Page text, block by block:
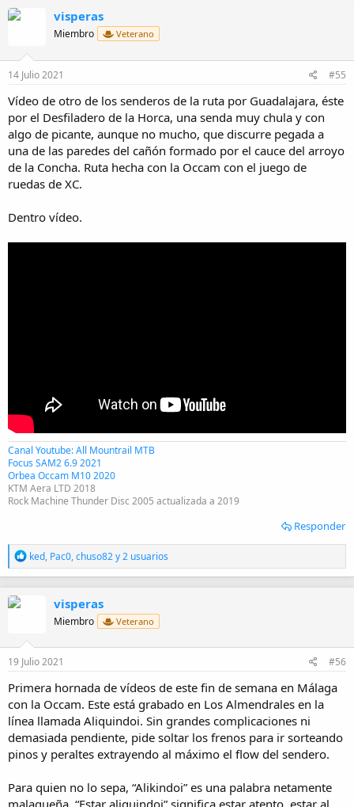
n
e
s
visperas
Miembro Veterano
14 Julio 2021 #55
Vídeo de otro de los senderos de la ruta por Guadalajara, éste
por el Desfiladero de la Horca, una senda muy chula y con
algo de picante, aunque no mucho, que discurre pegada a
una de las paredes del cañón formado por el cauce del arroyo
de la Concha. Ruta hecha con la Occam con el juego de
ruedas de XC.
Dentro vídeo.
Canal Youtube: All Mountrail MTB
Focus SAM2 6.9 2021
Orbea Occam M10 2020
KTM Aera LTD 2018
Rock Machine Thunder Disc 2005 actualizada a 2019
Responder
R
e
a
n
e
s
ked, Pac0,chuso82y 2 usuarios
visperas
Miembro Veterano
19 Julio 2021 #56
Primera hornada de vídeos de este fin de semana en Málaga
con la Occam. Este está grabado en Los Almendrales en la
línea llamada Aliquindoi. Sin grandes complicaciones ni
demasiada pendiente, pide soltar los frenos para ir sorteando
pinos y peraltes extrayendo al máximo el flow del sendero.
Para quien no lo sepa, “Alikindoi” es una palabra netamente